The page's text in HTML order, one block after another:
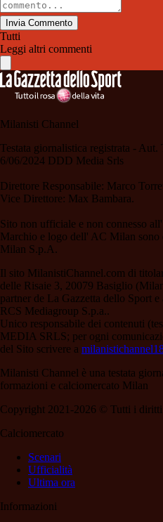
Invia Commento
Tutti
Leggi altri commenti
Milanisti Channel
Testata giornalistica registrata -
6/06/2024 DDD Media Srls
Direttore Responsabile: Marco
Vice Direttore: Max Bambara.
Sito non ufficiale e non connesso
Marchio e logo dell' AC Milan sono
Milan S.p.A.
Il sito MilanistiChannel.com di
delle Risaie 3, 20079 Basiglio
partner de La Gazzetta dello Sport
RCS Mediagroup S.p.a..
Unico responsabile dei contenuti
MEDIA SRLS; per ogni
del Sito scrivere a
Milanisti Channel è una testata
formazioni e calciomercato Milan
Copyright 2021-2026 © Tutti i diritti
Calciomercato
Scenari
Ufficialità
Ultima ora
Informazioni